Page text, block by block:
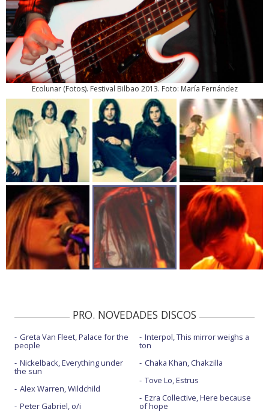
Ecolunar(Fotos). Festival Bilbao 2013. Foto: María Fernández
PRO. NOVEDADES DISCOS
Greta Van Fleet, Palace for the
people
Nickelback, Everything under
the sun
Alex Warren, Wildchild
Peter Gabriel, o/i
Interpol, This mirror weighs a
ton
Chaka Khan, Chakzilla
Tove Lo, Estrus
Ezra Collective, Here because
of hope